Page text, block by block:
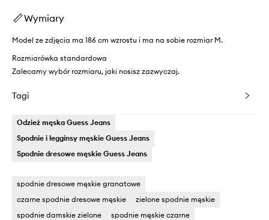
Wymiary
Model ze zdjęcia ma 186 cm wzrostu i ma na sobie rozmiar M.
Rozmiarówka standardowa
Zalecamy wybór rozmiaru, jaki nosisz zazwyczaj.
Tagi
Odzież męska Guess Jeans
Spodnie i legginsy męskie Guess Jeans
Spodnie dresowe męskie Guess Jeans
spodnie dresowe męskie granatowe
czarne spodnie dresowe męskie
zielone spodnie męskie
spodnie damskie zielone
spodnie męskie czarne